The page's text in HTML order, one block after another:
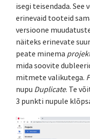
isegi teisendada. See
erinevaid tooteid
versioone
näiteks erinevate
peate minema
mida soovite
mitmete valikutega.
nupu Duplicate. Te
3 punkti nupule